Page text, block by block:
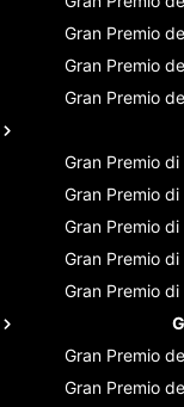
Gran Premio
Gran Premio
Gran Premio
Gran Premio di
Gran Premio di
Gran Premio di
Gran Premio di
Gran Premio di
Gran Premio
Gran Premio